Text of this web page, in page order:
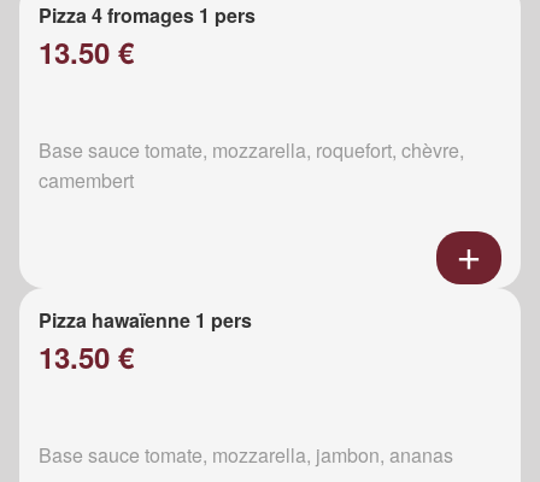
Pizza 4 fromages 1 pers
13.50 €
Base sauce tomate, mozzarella, roquefort, chèvre,
camembert
Pizza hawaïenne 1 pers
13.50 €
Base sauce tomate, mozzarella, jambon, ananas